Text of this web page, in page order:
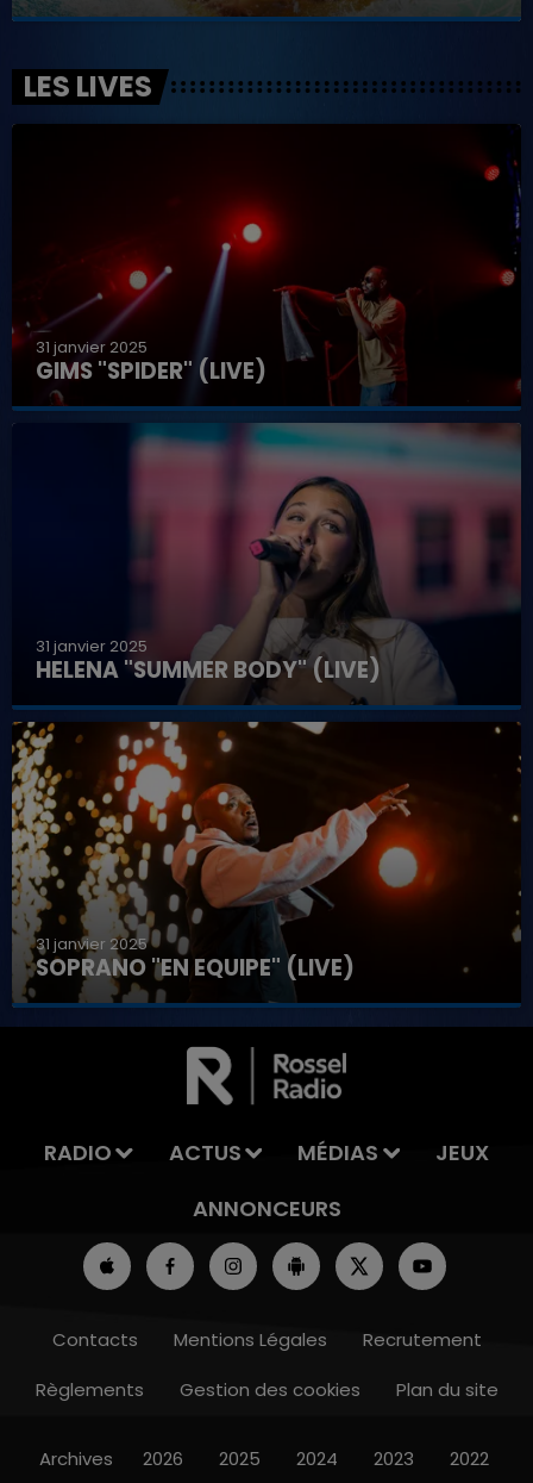
LA TEAM DU WEEK-END
LES LIVES
31 janvier 2025
GIMS "SPIDER" (LIVE)
31 janvier 2025
HELENA "SUMMER BODY" (LIVE)
31 janvier 2025
SOPRANO "EN EQUIPE" (LIVE)
RADIO ACTUS MÉDIAS
JEUX
ANNONCEURS
Contacts Mentions Légales
Recrutement
Règlements
Gestion des cookies Plan du site
Archives 2026 2025 2024 2023 2022